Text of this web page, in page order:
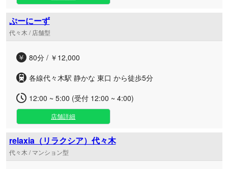
ぷーにーず
代々木 / 店舗型
80分 / ￥12,000
​各線代々木駅 ​静かな 東口 から徒歩5分
12:00 ~ 5:00 (受付 12:00 ~ 4:00)
店舗詳細
relaxia（リラクシア）代々木
代々木 / マンション型